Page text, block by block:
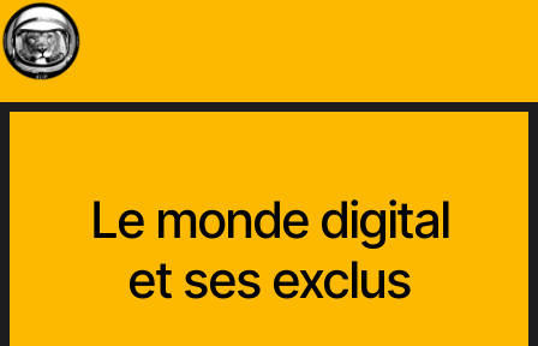
Le monde digital
et ses exclus